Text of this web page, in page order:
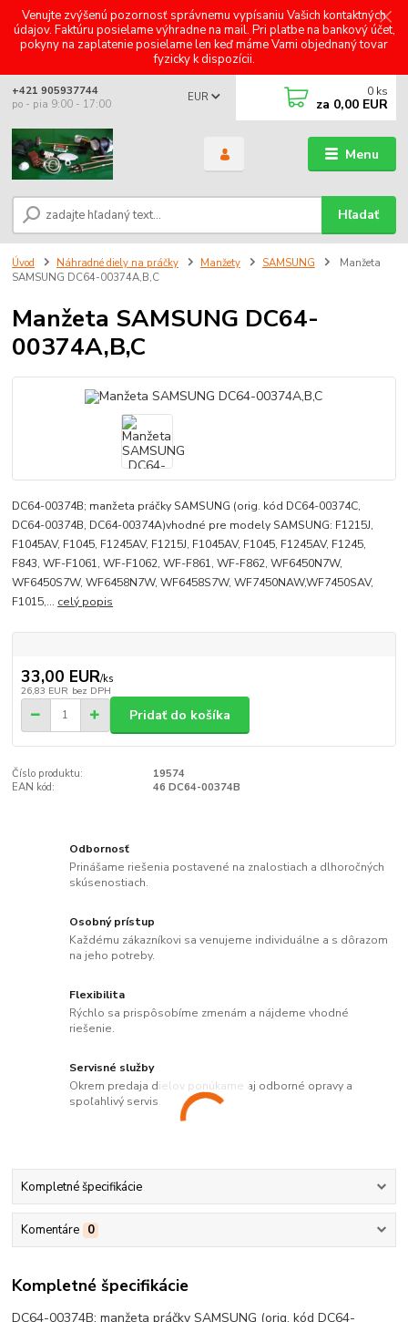
Venujte zvýšenú pozornosť správnemu vypísaniu Vašich kontaktných
údajov. Faktúru posielame výhradne na mail. Pri platbe na bankový účet,
pokyny na zaplatenie posielame len keď máme Vami objednaný tovar
fyzicky k dispozícii.
Menu
EUR
Hľadať
+421 905937744
po - pia 9:00 - 17:00
0 ks
za 0,00 EUR
Úvod Náhradné diely na práčky Manžety SAMSUNG
Manžeta
SAMSUNG DC64-00374A,B,C
Manžeta SAMSUNG DC64-
00374A,B,C
DC64-00374B; manžeta práčky SAMSUNG (orig. kód DC64-00374C,
DC64-00374B, DC64-00374A)vhodné pre modely SAMSUNG: F1215J,
F1045AV, F1045, F1245AV, F1215J, F1045AV, F1045, F1245AV, F1245,
F843, WF-F1061, WF-F1062, WF-F861, WF-F862, WF6450N7W,
WF6450S7W, WF6458N7W, WF6458S7W, WF7450NAW,WF7450SAV,
F1015,... celý popis
33,00 EUR/ks
26,83 EUR bez DPH
Pridať do košíka
Číslo produktu:
19574
EAN kód:
46 DC64-00374B
Odbornosť
Prinášame riešenia postavené na znalostiach a dlhoročných
skúsenostiach.
Osobný prístup
Každému zákazníkovi sa venujeme individuálne a s dôrazom
na jeho potreby.
Flexibilita
Rýchlo sa prispôsobíme zmenám a nájdeme vhodné
riešenie.
Servisné služby
Okrem predaja dielov ponúkame aj odborné opravy a
spoľahlivý servis.
Kompletné špecifikácie
Komentáre 0
Kompletné špecifikácie
DC64-00374B; manžeta práčky SAMSUNG (orig. kód DC64-